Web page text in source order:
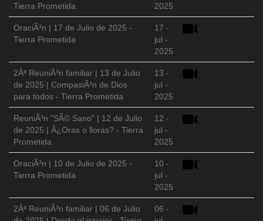
Tierra Prometida
2025
OraciÃ³n | 17 de Julio de 2025 -
Tierra Prometida
17 -
jul -
2025
2Âª ReuniÃ³n familiar | 13 de Julio
de 2025 | CompasiÃ³n de Dios
para todos - Tierra Prometida
13 -
jul -
2025
ReuniÃ³n "SÃ© Sano" | 12 de Julio
de 2025 | Â¿Oras o lloras? - Tierra
Prometida
12 -
jul -
2025
OraciÃ³n | 10 de Julio de 2025 -
Tierra Prometida
10 -
jul -
2025
2Âª ReuniÃ³n familiar | 06 de Julio
06 -